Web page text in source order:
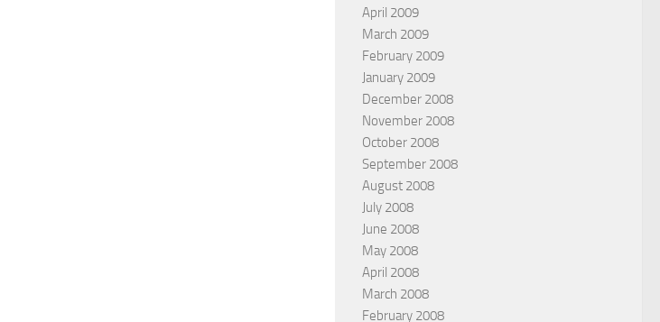
April 2009
March 2009
February 2009
January 2009
December 2008
November 2008
October 2008
September 2008
August 2008
July 2008
June 2008
May 2008
April 2008
March 2008
February 2008